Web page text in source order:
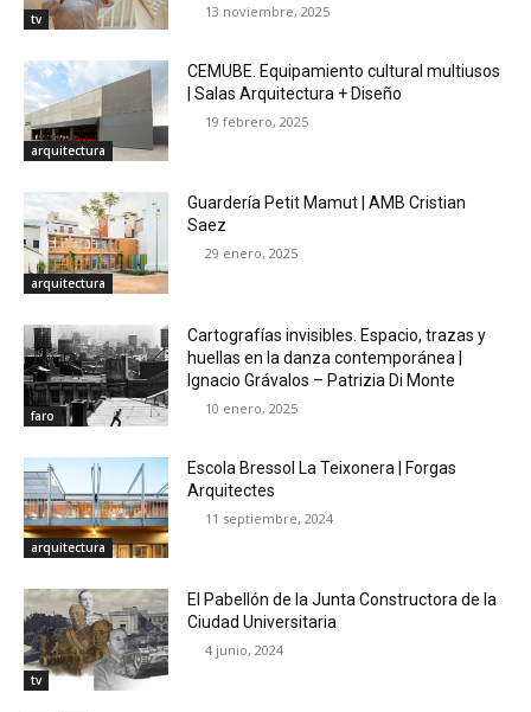
tv 13 noviembre, 2025
arquitectura
CEMUBE. Equipamiento cultural multiusos
| Salas Arquitectura + Diseño
19 febrero, 2025
arquitectura
Guardería Petit Mamut | AMB Cristian
Saez
29 enero, 2025
faro
Cartografías invisibles. Espacio, trazas y
huellas en la danza contemporánea |
Ignacio Grávalos – Patrizia Di Monte
10 enero, 2025
arquitectura
Escola Bressol La Teixonera | Forgas
Arquitectes
11 septiembre, 2024
tv
El Pabellón de la Junta Constructora de la
Ciudad Universitaria
4 junio, 2024